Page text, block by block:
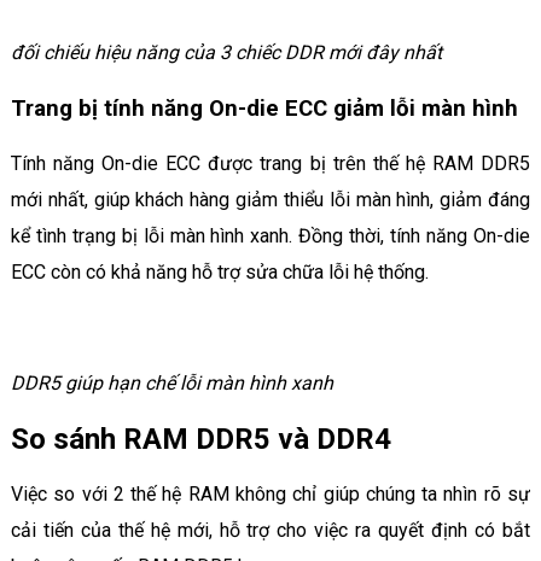
đối chiếu hiệu năng của 3 chiếc DDR mới đây nhất
Trang bị tính năng On-die ECC giảm lỗi màn hình
Tính năng On-die ECC được trang bị trên thế hệ RAM DDR5
mới nhất, giúp khách hàng giảm thiểu lỗi màn hình, giảm đáng
kể tình trạng bị lỗi màn hình xanh. Đồng thời, tính năng On-die
ECC còn có khả năng hỗ trợ sửa chữa lỗi hệ thống.
DDR5 giúp hạn chế lỗi màn hình xanh
So sánh RAM DDR5 và DDR4
Việc so với 2 thế hệ RAM không chỉ giúp chúng ta nhìn rõ sự
cải tiến của thế hệ mới, hỗ trợ cho việc ra quyết định có bắt